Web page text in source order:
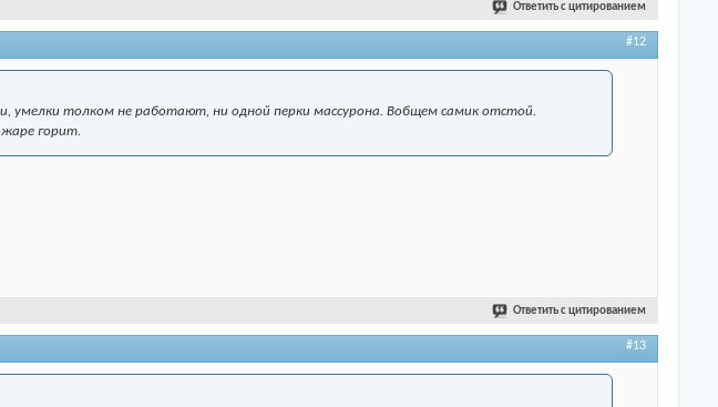
Ответить с цитированием
#12
толком не работают, ни одной перки массурона. Вобщем самик отстой.
горит.
Ответить с цитированием
#13